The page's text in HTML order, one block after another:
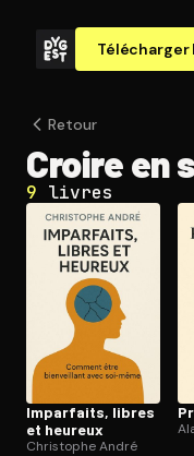
Télécharger
Retour
Croire en
9 livres
Imparfaits, libres
et heureux
Christophe André